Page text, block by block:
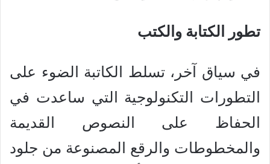
تطور الكتابة والكتب
في سياق آخر، تسلط الكاتبة الضوء على
التطورات التكنولوجية التي ساعدت في
الحفاظ على النصوص القديمة
والمخطوطات والرقع المصنوعة من جلود